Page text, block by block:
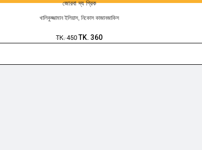
জোরবা দ্য গ্রিক
খালিকুজ্জামান ইলিয়াস, নিকোস কাজানজাকিস
TK.450 TK. 360